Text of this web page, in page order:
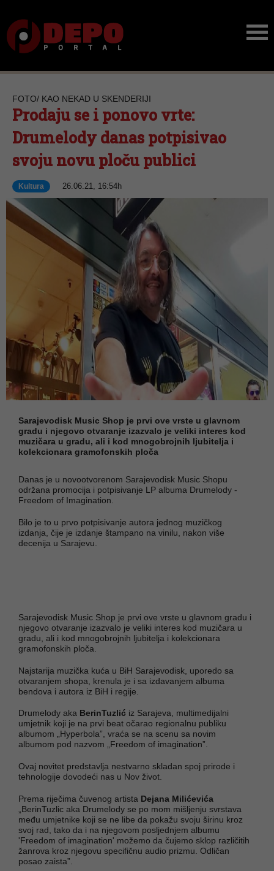
FOTO/ KAO NEKAD U SKENDERIJI
Prodaju se i ponovo vrte:
Drumelody danas potpisivao
svoju novu ploču publici
Kultura 26.06.21, 16:54h
Sarajevodisk Music Shop je prvi ove vrste u glavnom
gradu i njegovo otvaranje izazvalo je veliki interes kod
muzičara u gradu, ali i kod mnogobrojnih ljubitelja i
kolekcionara gramofonskih ploča
Danas je u novootvorenom Sarajevodisk Music Shopu
održana promocija i potpisivanje LP albuma Drumelody -
Freedom of Imagination.
Bilo je to u prvo potpisivanje autora jednog muzičkog
izdanja, čije je izdanje štampano na vinilu, nakon više
decenija u Sarajevu.
Sarajevodisk Music Shop je prvi ove vrste u glavnom gradu i
njegovo otvaranje izazvalo je veliki interes kod muzičara u
gradu, ali i kod mnogobrojnih ljubitelja i kolekcionara
gramofonskih ploča.
Najstarija muzička kuća u BiH Sarajevodisk, uporedo sa
otvaranjem shopa, krenula je i sa izdavanjem albuma
bendova i autora iz BiH i regije.
Drumelody aka BerinTuzlić iz Sarajeva, multimedijalni
umjetnik koji je na prvi beat očarao regionalnu publiku
albumom „Hyperbola”, vraća se na scenu sa novim
albumom pod nazvom „Freedom of imagination”.
Ovaj novitet predstavlja nestvarno skladan spoj prirode i
tehnologije dovodeći nas u Nov život.
Prema riječima čuvenog artista Dejana Milićevića
„BerinTuzlic aka Drumelody se po mom mišljenju svrstava
među umjetnike koji se ne libe da pokažu svoju širinu kroz
svoj rad, tako da i na njegovom posljednjem albumu
'Freedom of imagination' možemo da čujemo sklop različitih
žanrova kroz njegovu specifičnu audio prizmu. Odličan
posao zaista”.